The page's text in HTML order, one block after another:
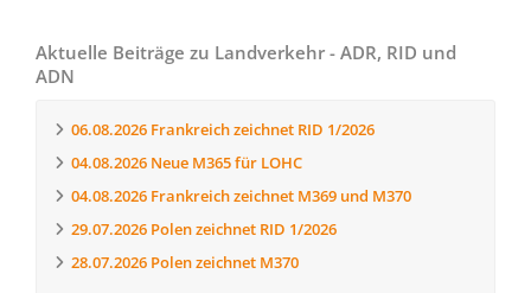
Aktuelle Beiträge zu Landverkehr - ADR, RID und
ADN
06.08.2026 Frankreich zeichnet RID 1/2026
04.08.2026 Neue M365 für LOHC
04.08.2026 Frankreich zeichnet M369 und M370
29.07.2026 Polen zeichnet RID 1/2026
28.07.2026 Polen zeichnet M370